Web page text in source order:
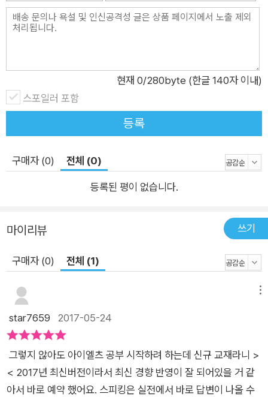
현재 0/280byte (한글 140자 이내)
스포일러 포함
등록
구매자 (0) 전체 (0)
등록된 평이 없습니다.
마이리뷰 쓰기
구매자 (0) 전체 (1)
star7659 2017-05-24
그렇지 않아도 아이엘츠 공부 시작하려 하는데 신규 교재라니 >
< 2017년 최신버전이라서 최신 경향 반영이 잘 되어있을 거 같
아서 바로 예약 했어요. 스피킹은 실전에서 바로 답변이 나올 수